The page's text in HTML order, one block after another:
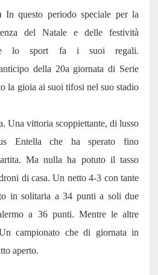
In questo periodo speciale per la
del Natale e delle festività
lo sport fa i suoi regali.
della 20a giornata di Serie
la gioia ai suoi tifosi nel suo stadio
Una vittoria scoppiettante, di lusso
Entella che ha sperato fino
Ma nulla ha potuto il tasso
di casa. Un netto 4-3 con tante
in solitaria a 34 punti a soli due
a 36 punti. Mentre le altre
campionato che di giornata in
aperto.